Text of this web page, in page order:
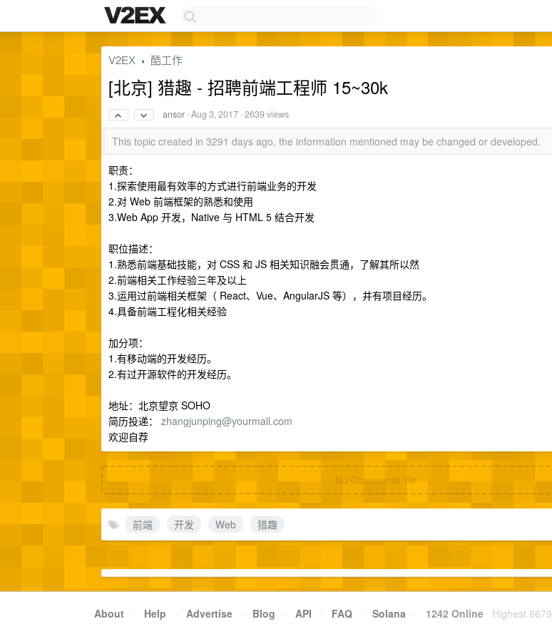
V2EX › 酷工作
[北京] 猎趣 - 招聘前端工程师 15~30k
ansor ·Aug 3, 2017 · 2639 views
This topic created in 3291 days ago, the information mentioned may be changed or developed.
职责：
1.探索使用最有效率的方式进行前端业务的开发
2.对 Web 前端框架的熟悉和使用
3.Web App 开发，Native 与 HTML 5 结合开发
职位描述：
1.熟悉前端基础技能，对 CSS 和 JS 相关知识融会贯通，了解其所以然
2.前端相关工作经验三年及以上
3.运用过前端相关框架（ React、Vue、AngularJS 等），并有项目经历。
4.具备前端工程化相关经验
加分项：
1.有移动端的开发经历。
2.有过开源软件的开发经历。
地址：北京望京 SOHO
简历投递： zhangjunping@yourmall.com
欢迎自荐
No Comments Yet
前端 开发 Web 猎趣
About · Help · Advertise · Blog · API · FAQ · Solana · 1242 Online Highest 6679